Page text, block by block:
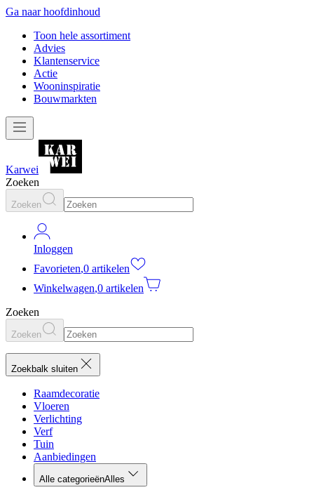
Ga naar hoofdinhoud
Toon hele assortiment
Advies
Klantenservice
Actie
Wooninspiratie
Bouwmarkten
Karwei
Zoeken
Zoeken
Inloggen
Favorieten,0 artikelen
Winkelwagen,0 artikelen
Zoeken
Zoeken
Zoekbalk sluiten
Raamdecoratie
Vloeren
Verlichting
Verf
Tuin
Aanbiedingen
Alle categorieënAlles